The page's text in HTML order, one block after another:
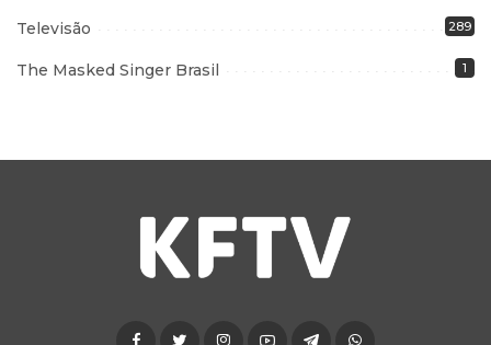
Televisão 289
The Masked Singer Brasil 1